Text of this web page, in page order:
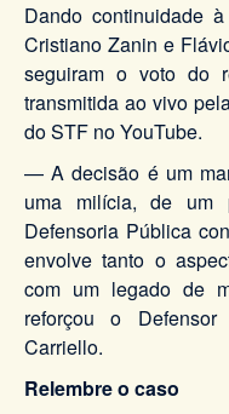
Dando continuidade
Cristiano Zanin e
seguiram o voto do
transmitida ao vivo
do STF no YouTube.
— A decisão é um
uma milícia, de um
Defensoria Pública
envolve tanto o
com um legado de
reforçou o
Carriello.
Relembre o caso